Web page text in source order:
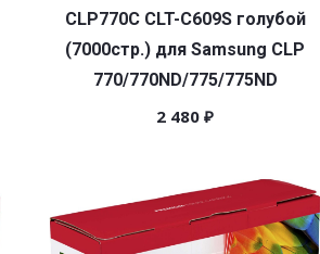
CLP770C CLT-C609S голубой
(7000стр.) для Samsung CLP
770/770ND/775/775ND
2 480 ₽